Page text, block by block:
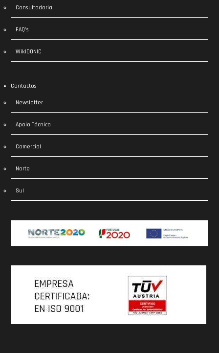
Consultadoria
FAQ’s
WikIDONIC
Contactos
Newsletter
Apoio Técnico
Comercial
Norte
Sul